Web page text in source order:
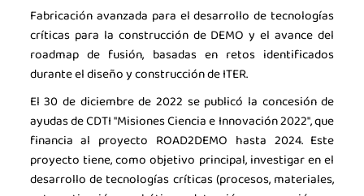
Fabricación avanzada para el desarrollo de tecnologías
críticas para la construcción de DEMO y el avance del
roadmap de fusión, basadas en retos identificados
durante el diseño y construcción de ITER.
El 30 de diciembre de 2022 se publicó la concesión de
ayudas de CDTI "Misiones Ciencia e Innovación 2022", que
financia al proyecto ROAD2DEMO hasta 2024. Este
proyecto tiene, como objetivo principal, investigar en el
desarrollo de tecnologías críticas (procesos, materiales,